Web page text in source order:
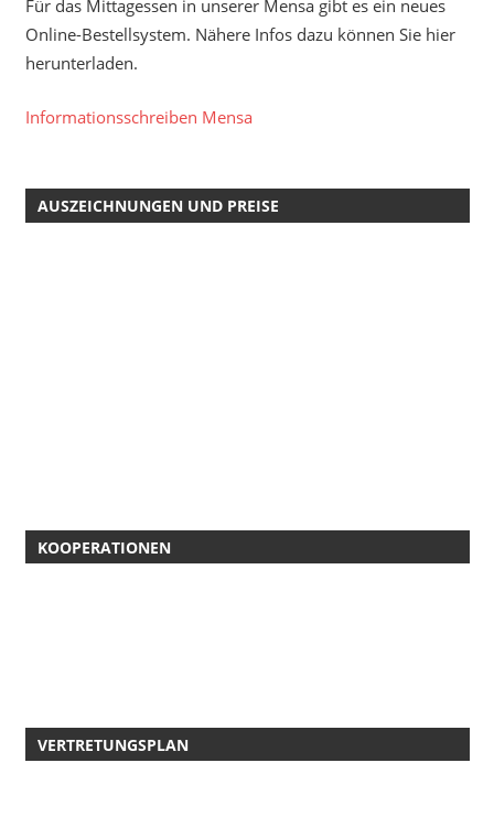
Für das Mittagessen in unserer Mensa gibt es ein neues
Online-Bestellsystem. Nähere Infos dazu können Sie hier
herunterladen.
Informationsschreiben Mensa
AUSZEICHNUNGEN UND PREISE
KOOPERATIONEN
VERTRETUNGSPLAN